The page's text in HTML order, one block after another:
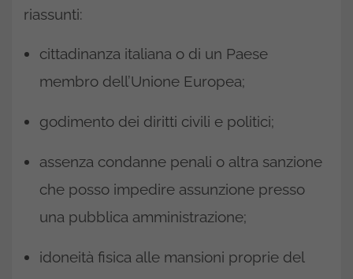
riassunti:
cittadinanza italiana o di un Paese
membro dell’Unione Europea;
godimento dei diritti civili e politici;
assenza condanne penali o altra sanzione
che posso impedire assunzione presso
una pubblica amministrazione;
idoneità fisica alle mansioni proprie del